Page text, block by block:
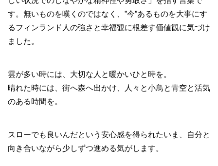
す。無いものを嘆くのではなく、”今”あるものを大事にす
るフィンランド人の強さと幸福観に根差す価値観に気づけ
ました。
雲が多い時には、大切な人と暖かいひと時を。
晴れた時には、街へ森へ出かけ、人々と小鳥と青空と活気
のある時間を。
スローでも良いんだという安心感を得られたいま、自分と
向き合いながら少しずつ進める気がします。